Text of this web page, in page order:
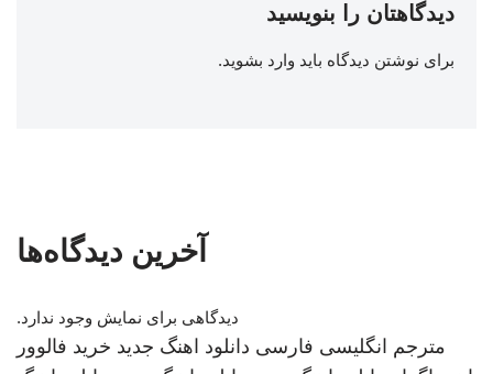
دیدگاهتان را بنویسید
برای نوشتن دیدگاه باید وارد بشوید.
آخرین دیدگاه‌ها
دیدگاهی برای نمایش وجود ندارد.
مترجم انگلیسی فارسی دانلود اهنگ جدید خرید فالوور